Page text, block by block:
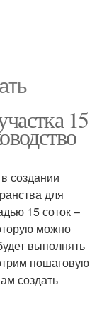
15
создании
для
15 соток –
можно
выполнять
пошаговую
создать